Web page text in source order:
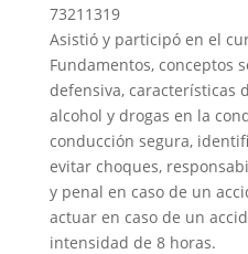
73211319
Asistió y participó en el
Fundamentos, conceptos
defensiva, características
alcohol y drogas en la
conducción segura,
evitar choques,
y penal en caso de un
actuar en caso de un
intensidad de 8 horas.